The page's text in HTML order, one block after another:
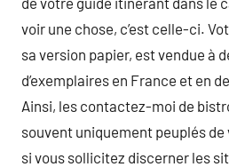
voir une chose, c’est celle-ci.
sa version papier, est vendue à
d’exemplaires en France et en
Ainsi, les contactez-moi de
souvent uniquement peuplés
si vous sollicitez discerner les